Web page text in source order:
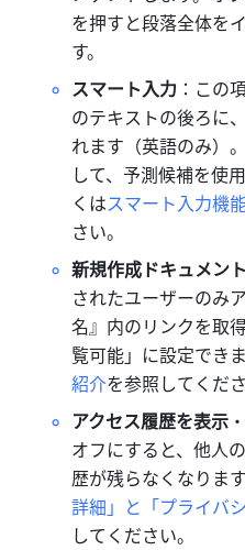
を押すと段落全体を
す。
スマート入力 ：この
のテキストの後ろに
れます（英語のみ）
して、予測候補を使
くはスマート入力機
さい。
新規作成ドキュメン
されたユーザーのみ
名』内のリンクを取
覧可能」に設定でき
紹介を参照してくださ
アクセス履歴を表示 ・
オフにすると、他人
歴が残らなくなりま
詳細」と「プライバ
してください。